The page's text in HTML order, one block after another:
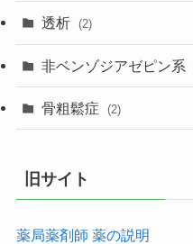
透析 (2)
非ベンゾジアゼピン系
骨粗鬆症 (2)
旧サイト
薬局薬剤師 薬の説明